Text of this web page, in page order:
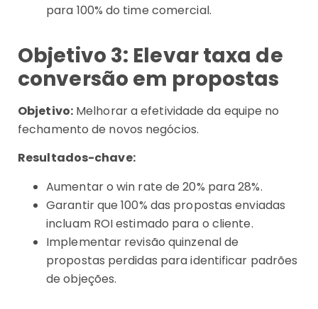
para 100% do time comercial.
Objetivo 3: Elevar taxa de
conversão em propostas
Objetivo:Melhorar a efetividade da equipe no
fechamento de novos negócios.
Resultados-chave:
Aumentar o win rate de 20% para 28%.
Garantir que 100% das propostas enviadas
incluam ROI estimado para o cliente.
Implementar revisão quinzenal de
propostas perdidas para identificar padrões
de objeções.